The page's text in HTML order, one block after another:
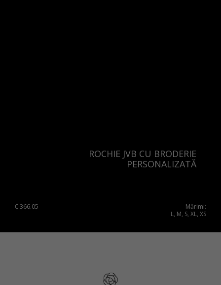
ROCHIE JVB CU BRODERIE
PERSONALIZATĂ
€366.05
Mărimi:
L, M, S, XL, XS